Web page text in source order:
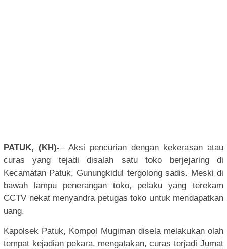
PATUK, (KH)-– Aksi pencurian dengan kekerasan atau
curas yang tejadi disalah satu toko berjejaring di
Kecamatan Patuk, Gunungkidul tergolong sadis. Meski di
bawah lampu penerangan toko, pelaku yang terekam
CCTV nekat menyandra petugas toko untuk mendapatkan
uang.
Kapolsek Patuk, Kompol Mugiman disela melakukan olah
tempat kejadian pekara, mengatakan, curas terjadi Jumat